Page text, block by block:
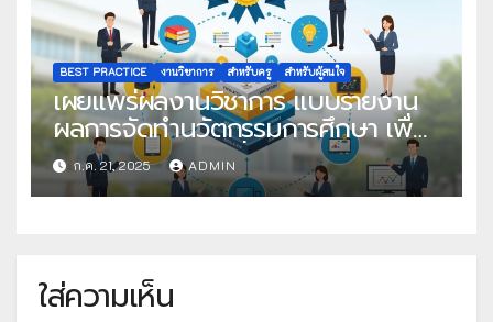
BEST PRACTICE งานวิชาการ สำหรับครู สำหรับผู้สนใจ
เผยแพร่ผลงานวิชาการ แบบรายงาน
ผลการจัดทำนวัตกรรมการศึกษา เพื่อ
คัดเลือกวิธีปฏิบัติที่เป็นเลิศ
ก.ค. 21, 2025 ADMIN
ใส่ความเห็น